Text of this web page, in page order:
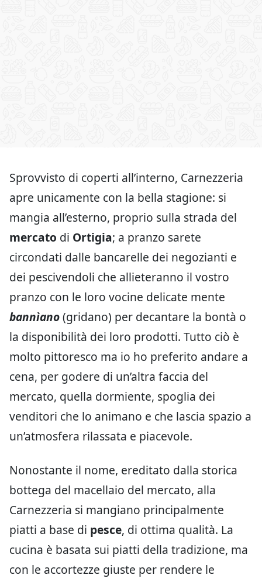
Sprovvisto di coperti all’interno, Carnezzeria
apre unicamente con la bella stagione: si
mangia all’esterno, proprio sulla strada del
mercato di Ortigia; a pranzo sarete
circondati dalle bancarelle dei negozianti e
dei pescivendoli che allieteranno il vostro
pranzo con le loro vocine delicate mente
bannìano(gridano) per decantare la bontà o
la disponibilità dei loro prodotti. Tutto ciò è
molto pittoresco ma io ho preferito andare a
cena, per godere di un’altra faccia del
mercato, quella dormiente, spoglia dei
venditori che lo animano e che lascia spazio a
un’atmosfera rilassata e piacevole.
Nonostante il nome, ereditato dalla storica
bottega del macellaio del mercato, alla
Carnezzeria si mangiano principalmente
piatti a base di pesce, di ottima qualità. La
cucina è basata sui piatti della tradizione, ma
con le accortezze giuste per rendere le